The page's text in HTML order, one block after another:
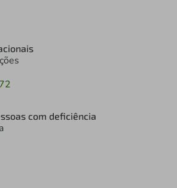
com deficiência